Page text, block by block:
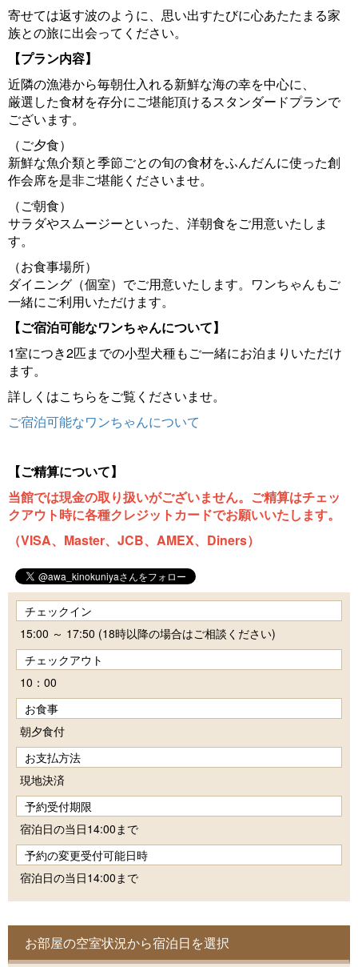
寄せては返す波のように、思い出すたびに心あたたまる家
族との旅に出会ってください。
【プラン内容】
近隣の漁港から毎朝仕入れる新鮮な海の幸を中心に、
厳選した食材を存分にご堪能頂けるスタンダードプランで
ございます。
（ご夕食）
新鮮な魚介類と季節ごとの旬の食材をふんだんに使った創
作会席を是非ご堪能くださいませ。
（ご朝食）
サラダやスムージーといった、洋朝食をご用意いたしま
す。
（お食事場所）
ダイニング（個室）でご用意いたします。ワンちゃんもご
一緒にご利用いただけます。
【ご宿泊可能なワンちゃんについて】
1室につき2匹までの小型犬種もご一緒にお泊まりいただけ
ます。
詳しくはこちらをご覧くださいませ。
ご宿泊可能なワンちゃんについて
【ご精算について】
当館では現金の取り扱いがございません。ご精算はチェッ
クアウト時に各種クレジットカードでお願いいたします。
（VISA、Master、JCB、AMEX、Diners）
チェックイン
15:00 ～ 17:50 (18時以降の場合はご相談ください)
チェックアウト
10：00
お食事
朝夕食付
お支払方法
現地決済
予約受付期限
宿泊日の当日14:00まで
予約の変更受付可能日時
宿泊日の当日14:00まで
お部屋の空室状況から宿泊日を選択